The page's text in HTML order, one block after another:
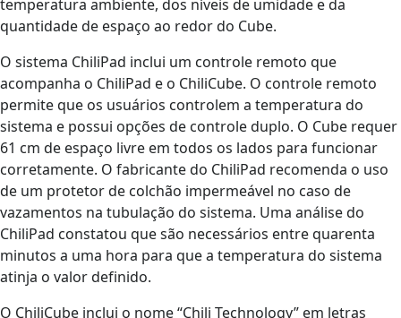
temperatura ambiente, dos níveis de umidade e da
quantidade de espaço ao redor do Cube.
O sistema ChiliPad inclui um controle remoto que
acompanha o ChiliPad e o ChiliCube. O controle remoto
permite que os usuários controlem a temperatura do
sistema e possui opções de controle duplo. O Cube requer
61 cm de espaço livre em todos os lados para funcionar
corretamente. O fabricante do ChiliPad recomenda o uso
de um protetor de colchão impermeável no caso de
vazamentos na tubulação do sistema. Uma análise do
ChiliPad constatou que são necessários entre quarenta
minutos a uma hora para que a temperatura do sistema
atinja o valor definido.
O ChiliCube inclui o nome “Chili Technology” em letras